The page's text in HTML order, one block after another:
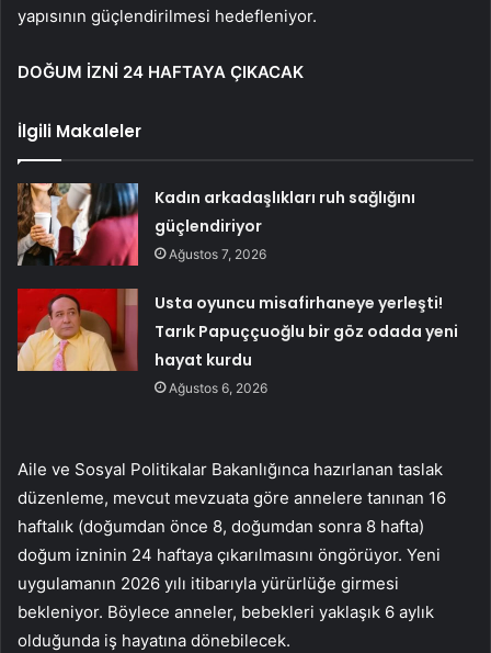
yapısının güçlendirilmesi hedefleniyor.
DOĞUM İZNİ 24 HAFTAYA ÇIKACAK
İlgili Makaleler
Kadın arkadaşlıkları ruh sağlığını
güçlendiriyor
Ağustos 7, 2026
Usta oyuncu misafirhaneye yerleşti!
Tarık Papuççuoğlu bir göz odada yeni
hayat kurdu
Ağustos 6, 2026
Aile ve Sosyal Politikalar Bakanlığınca hazırlanan taslak
düzenleme, mevcut mevzuata göre annelere tanınan 16
haftalık (doğumdan önce 8, doğumdan sonra 8 hafta)
doğum izninin 24 haftaya çıkarılmasını öngörüyor. Yeni
uygulamanın 2026 yılı itibarıyla yürürlüğe girmesi
bekleniyor. Böylece anneler, bebekleri yaklaşık 6 aylık
olduğunda iş hayatına dönebilecek.